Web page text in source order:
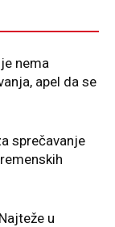
nema
apel da se
sprečavanje
u